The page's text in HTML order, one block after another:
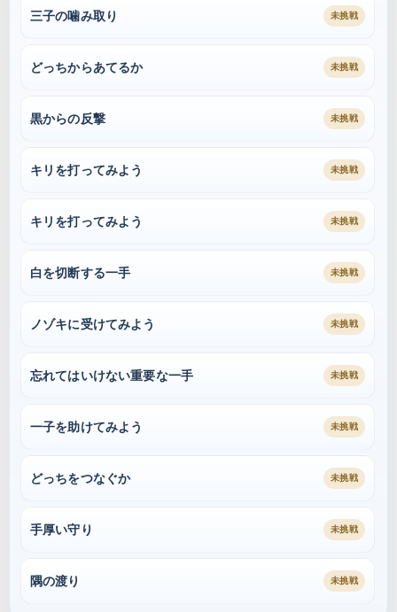
三子の噛み取り 未挑戦
どっちからあてるか 未挑戦
黒からの反撃 未挑戦
キリを打ってみよう 未挑戦
キリを打ってみよう 未挑戦
白を切断する一手 未挑戦
ノゾキに受けてみよう 未挑戦
忘れてはいけない重要な一手 未挑戦
一子を助けてみよう 未挑戦
どっちをつなぐか 未挑戦
手厚い守り 未挑戦
隅の渡り 未挑戦